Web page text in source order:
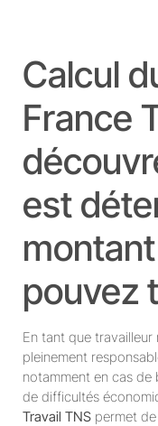
Calcul
France
est
pouvez
En tant que
pleinement
notamment en cas de
de difficultés
Travail TNS permet